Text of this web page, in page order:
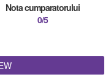
Nota cumparatorului
0/5